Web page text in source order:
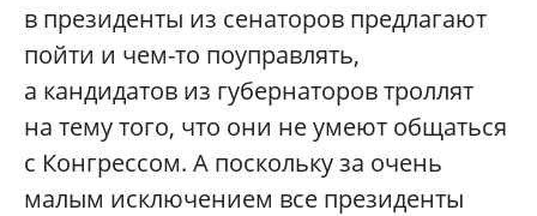
в президенты из сенаторов предлагают
пойти и чем-то поуправлять,
а кандидатов из губернаторов троллят
на тему того, что они не умеют общаться
с Конгрессом. А поскольку за очень
малым исключением все президенты